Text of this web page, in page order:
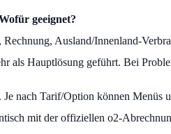
geeignet?
Ausland/Innenland-
als Hauptlösung geführt. Bei
nach Tarif/Option können Menüs
mit der offiziellen o2-